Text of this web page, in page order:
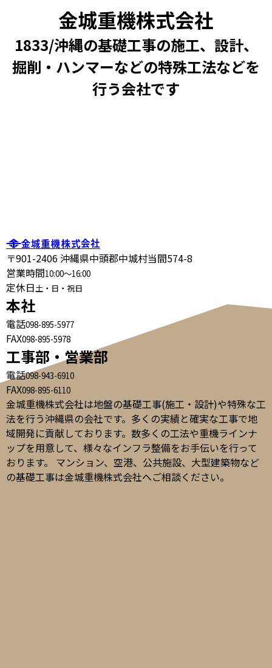
金城重機株式会社
1833/沖縄の基礎工事の施工、設計、
掘削・ハンマーなどの特殊工法などを
行う会社です
〒901-2406 沖縄県中頭郡中城村当間574-8
営業時間10:00～16:00
定休日土・日・祝日
本社
電話098-895-5977
FAX098-895-5978
工事部・営業部
電話098-943-6910
FAX098-895-6110
金城重機株式会社は地盤の基礎工事(施工・設計)や特殊な工
法を行う沖縄県の会社です。多くの実績と確実な工事で地
域開発に貢献しております。数多くの工法や重機ラインナ
ップを用意して、様々なインフラ整備をお手伝いを行って
おります。 マンション、空港、公共施設、大型建築物など
の基礎工事は金城重機株式会社へご相談ください。